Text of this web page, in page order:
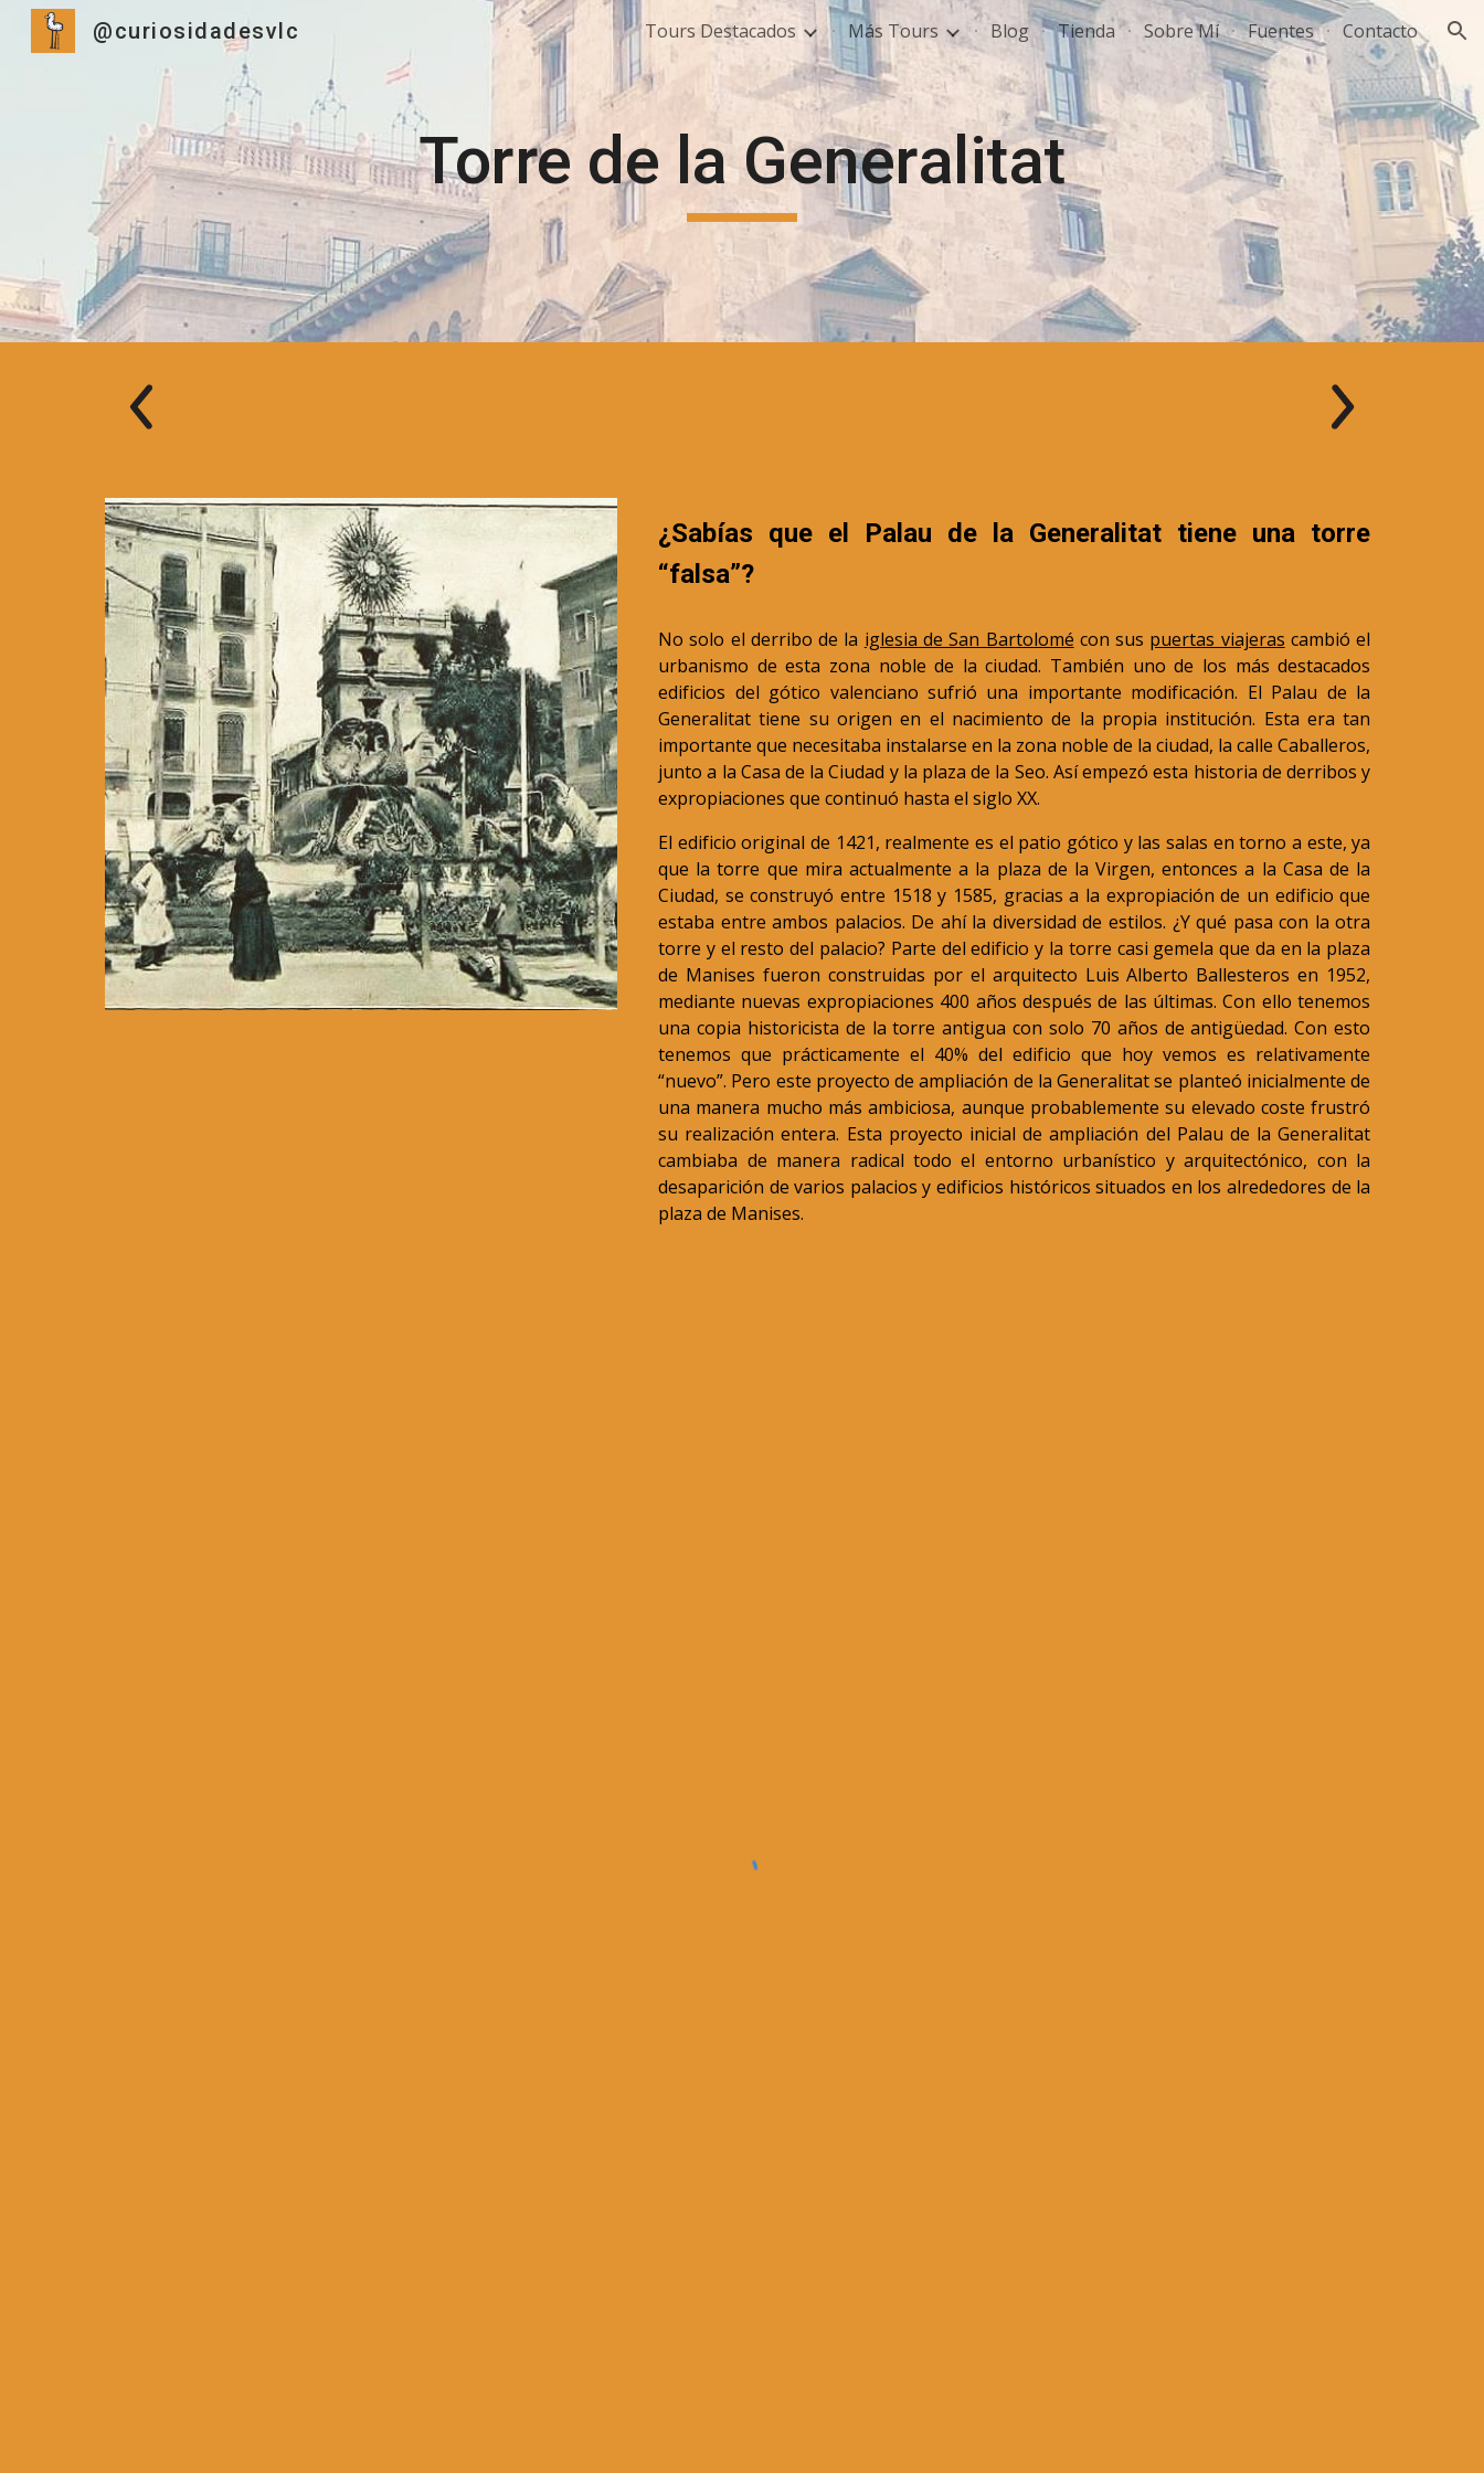
Skip to main content Skip to navigation
@curiosidadesvlc Tours Destacados Más Tours Blog Tienda Sobre Mí Fuentes Contacto
Torre de la Generalitat
¿Sabías que el Palau de la Generalitat tiene una torre
“falsa”?
No solo el derribo de la iglesia de San Bartolomé con sus puertas viajeras cambió el
urbanismo de esta zona noble de la ciudad. También uno de los más destacados
edificios del gótico valenciano sufrió una importante modificación. El Palau de la
Generalitat tiene su origen en el nacimiento de la propia institución. Esta era tan
importante que necesitaba instalarse en la zona noble de la ciudad, la calle Caballeros,
junto a la Casa de la Ciudad y la plaza de la Seo. Así empezó esta historia de derribos y
expropiaciones que continuó hasta el siglo XX.
El edificio original de 1421, realmente es el patio gótico y las salas en torno a este, ya
que la torre que mira actualmente a la plaza de la Virgen, entonces a la Casa de la
Ciudad, se construyó entre 1518 y 1585, gracias a la expropiación de un edificio que
estaba entre ambos palacios. De ahí la diversidad de estilos. ¿Y qué pasa con la otra
torre y el resto del palacio? Parte del edificio y la torre casi gemela que da en la plaza
de Manises fueron construidas por el arquitecto Luis Alberto Ballesteros en 1952,
mediante nuevas expropiaciones 400 años después de las últimas. Con ello tenemos
una copia historicista de la torre antigua con solo 70 años de antigüedad. Con esto
tenemos que prácticamente el 40% del edificio que hoy vemos es relativamente
“nuevo”. Pero este proyecto de ampliación de la Generalitat se planteó inicialmente de
una manera mucho más ambiciosa, aunque probablemente su elevado coste frustró
su realización entera. Esta proyecto inicial de ampliación del Palau de la Generalitat
cambiaba de manera radical todo el entorno urbanístico y arquitectónico, con la
desaparición de varios palacios y edificios históricos situados en los alrededores de la
plaza de Manises.